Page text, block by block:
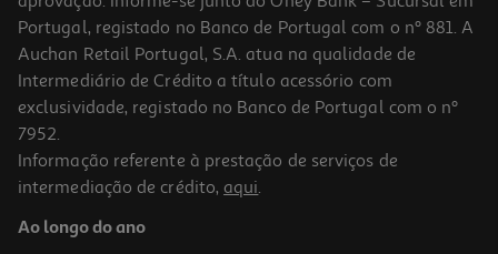
Portugal, registado no Banco de Portugal com o nº 881. A
Auchan Retail Portugal, S.A. atua na qualidade de
Intermediário de Crédito a título acessório com
exclusividade, registado no Banco de Portugal com o nº
7952.
Informação referente à prestação de serviços de
intermediação de crédito, aqui.
Ao longo do ano